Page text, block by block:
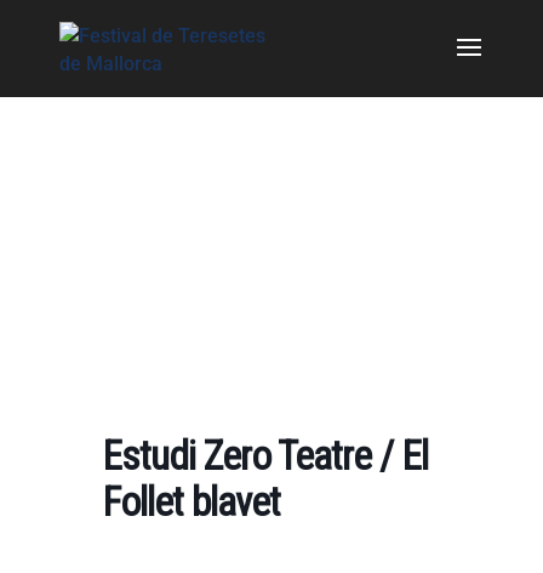
Estudi Zero Teatre / El
Follet blavet